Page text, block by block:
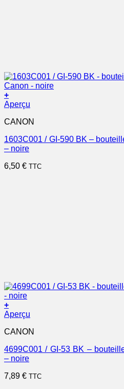
+
Aperçu
CANON
1603C001 / GI-590 BK –
– noire
6,50 € TTC
+
Aperçu
CANON
4699C001 / GI-53 BK –
– noire
7,89 € TTC